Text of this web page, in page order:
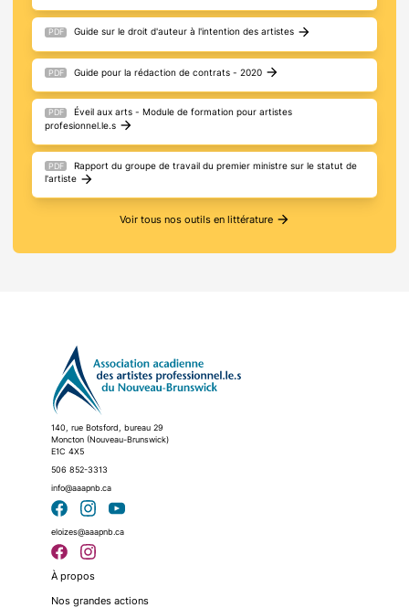
PDF Guide sur le droit d'auteur à l'intention des artistes arrow_forward
PDF Guide pour la rédaction de contrats - 2020 arrow_forward
PDF
Éveil aux arts - Module de formation pour artistes
profesionnel.le.s arrow_forward
PDF
Rapport du groupe de travail du premier ministre sur le statut de
l'artiste arrow_forward
Voir tous nos outils en littérature arrow_forward
140, rue Botsford, bureau 29
Moncton (Nouveau-Brunswick)
E1C 4X5
506 852-3313
info@aaapnb.ca
eloizes@aaapnb.ca
À propos
Nos grandes actions